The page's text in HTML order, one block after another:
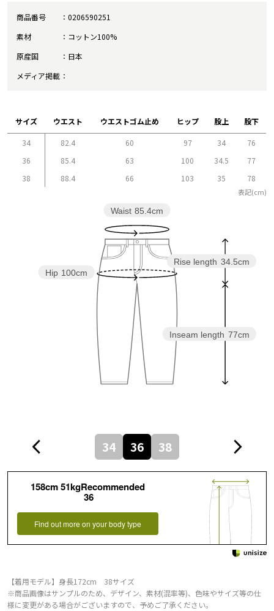
商品番号
0206590251
素材
コットン100%
原産国
日本
メディア掲載
サイズ ウエスト ウエストゴム止め ヒップ 股上 股下
34 82.4 60 97 34
76
36
85.4 63 100 34.5
77
38
88.4 66 103 35 78
表記(cm)
Inseam length 77cm
Rise length 34.5cm
Hip 100cm
Waist 85.4cm
34 36 38
158cm 51kgRecommended
36
Find out more on your body type
【着用モデル】身長172cm 38サイズ
※商品画像はサンプルのため、デザイン、素材(混率等)、色味やサイズ等の仕
様に変更がある場合がございますので、予めご了承ください。